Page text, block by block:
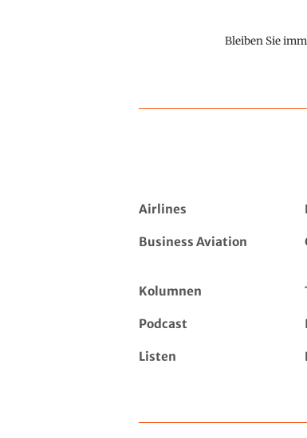
Bleiben Sie
Airlines
Business Aviation
Kolumnen
Podcast
Listen